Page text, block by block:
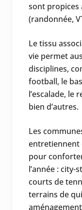
sont propices
(randonnée,
Le tissu
vie permet
disciplines,
football, le
l’escalade, le
bien d’autres.
Les
entretiennent
pour
l’année : city-
courts de
terrains de